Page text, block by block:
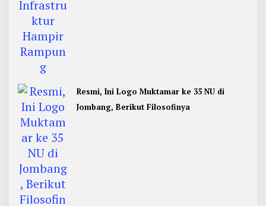
Resmi, Ini Logo Muktamar ke 35 NU di
Jombang, Berikut Filosofinya